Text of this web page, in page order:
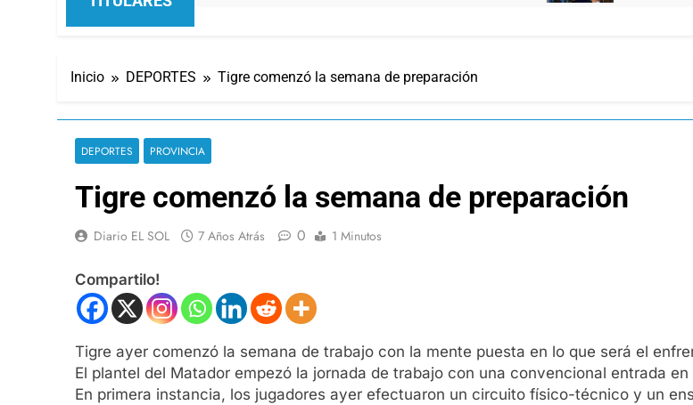
Inicio DEPORTES Tigre comenzó la semana de preparación
DEPORTES PROVINCIA
Tigre comenzó la semana de preparación
Diario EL SOL 7 Años Atrás 0 1 Minutos
Compartilo!
Tigre ayer comenzó la semana de trabajo con la mente puesta en lo que será el
El plantel del Matador empezó la jornada de trabajo con una convencional entrada en
En primera instancia, los jugadores ayer efectuaron un circuito físico-técnico y un